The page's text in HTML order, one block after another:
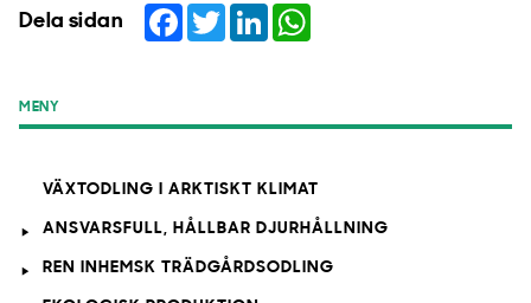
Dela sidan Facebook
TwitterLinkedIn
MENY
VÄXTODLING I ARKTISKT KLIMAT
ANSVARSFULL, HÅLLBAR DJURHÅLLNING
REN INHEMSK TRÄDGÅRDSODLING